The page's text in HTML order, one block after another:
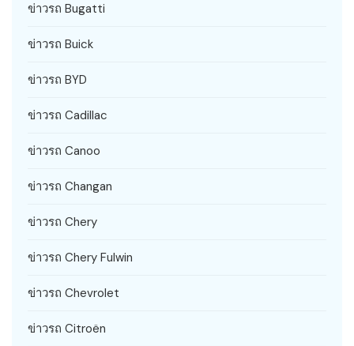
ข่าวรถ Bugatti
ข่าวรถ Buick
ข่าวรถ BYD
ข่าวรถ Cadillac
ข่าวรถ Canoo
ข่าวรถ Changan
ข่าวรถ Chery
ข่าวรถ Chery Fulwin
ข่าวรถ Chevrolet
ข่าวรถ Citroën